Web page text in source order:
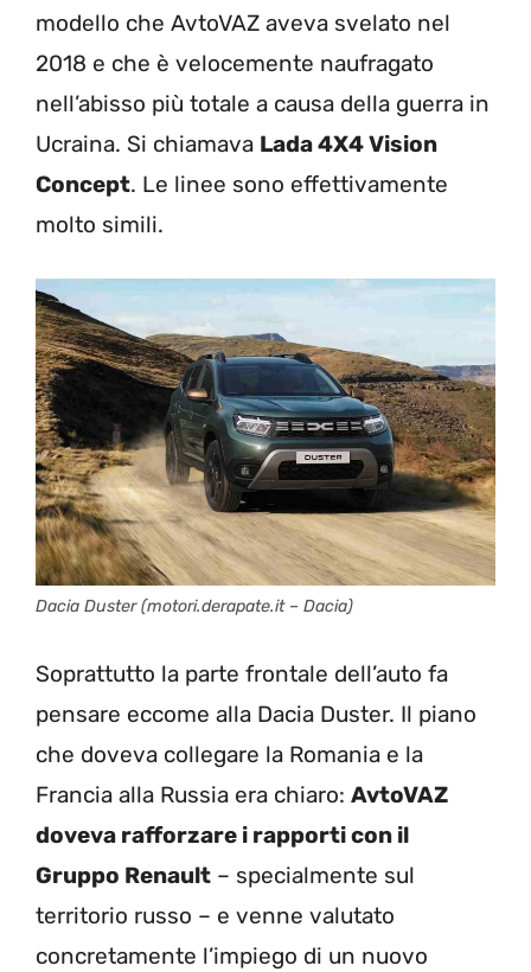
modello che AvtoVAZ aveva svelato nel
2018 e che è velocemente naufragato
nell’abisso più totale a causa della guerra in
Ucraina. Si chiamava Lada 4X4 Vision
Concept. Le linee sono effettivamente
molto simili.
Dacia Duster (motori.derapate.it – Dacia)
Soprattutto la parte frontale dell’auto fa
pensare eccome alla Dacia Duster. Il piano
che doveva collegare la Romania e la
Francia alla Russia era chiaro: AvtoVAZ
doveva rafforzare i rapporti con il
Gruppo Renault – specialmente sul
territorio russo – e venne valutato
concretamente l’impiego di un nuovo